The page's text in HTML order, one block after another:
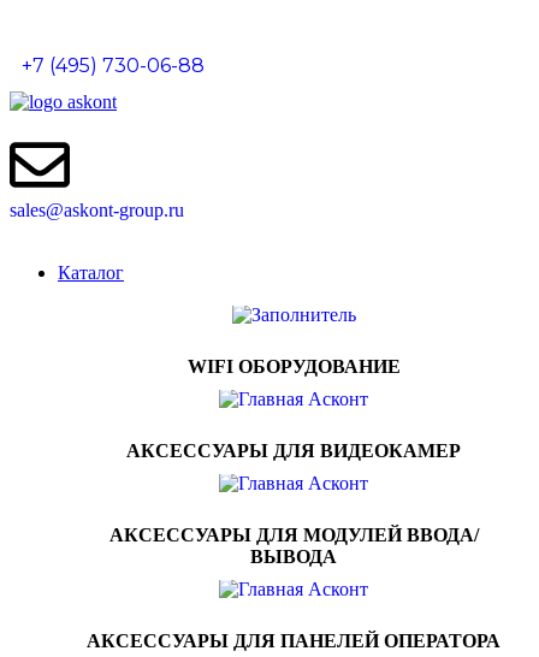
+7 (495) 730-06-88
sales@askont-group.ru
Каталог
WIFI ОБОРУДОВАНИЕ
АКСЕССУАРЫ ДЛЯ ВИДЕОКАМЕР
АКСЕССУАРЫ ДЛЯ МОДУЛЕЙ ВВОДА/
ВЫВОДА
АКСЕССУАРЫ ДЛЯ ПАНЕЛЕЙ ОПЕРАТОРА